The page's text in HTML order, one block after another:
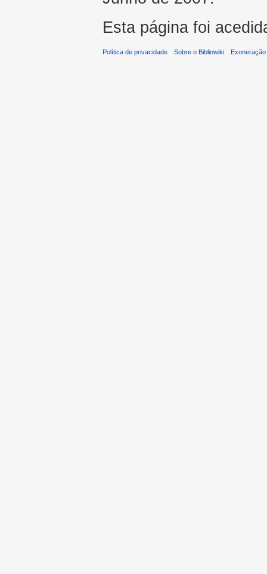
Esta página foi
Política de privacidade Sobre o Bibliowiki